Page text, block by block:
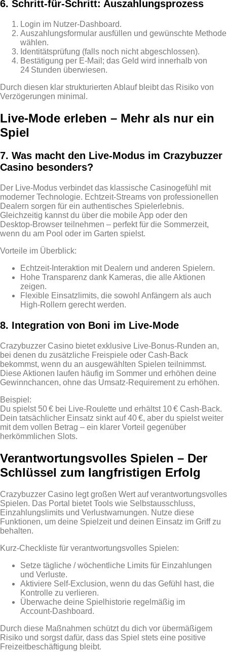
6. Schritt‑für‑Schritt: Auszahlungsprozess
Login im Nutzer‑Dashboard.
Auszahlungsformular ausfüllen und gewünschte Methode
wählen.
Identitätsprüfung (falls noch nicht abgeschlossen).
Bestätigung per E‑Mail; das Geld wird innerhalb von
24 Stunden überwiesen.
Durch diesen klar strukturierten Ablauf bleibt das Risiko von
Verzögerungen minimal.
Live‑Mode erleben – Mehr als nur ein
Spiel
7. Was macht den Live‑Modus im Crazybuzzer
Casino besonders?
Der Live‑Modus verbindet das klassische Casinogefühl mit
moderner Technologie. Echtzeit‑Streams von professionellen
Dealern sorgen für ein authentisches Spielerlebnis.
Gleichzeitig kannst du über die mobile App oder den
Desktop‑Browser teilnehmen – perfekt für die Sommerzeit,
wenn du am Pool oder im Garten spielst.
Vorteile im Überblick:
Echtzeit‑Interaktion mit Dealern und anderen Spielern.
Hohe Transparenz dank Kameras, die alle Aktionen
zeigen.
Flexible Einsatzlimits, die sowohl Anfängern als auch
High‑Rollern gerecht werden.
8. Integration von Boni im Live‑Mode
Crazybuzzer Casino bietet exklusive Live‑Bonus‑Runden an,
bei denen du zusätzliche Freispiele oder Cash‑Back
bekommst, wenn du an ausgewählten Spielen teilnimmst.
Diese Aktionen laufen häufig im Sommer und erhöhen deine
Gewinnchancen, ohne das Umsatz‑Requirement zu erhöhen.
Beispiel:
Du spielst 50 € bei Live‑Roulette und erhältst 10 € Cash‑Back.
Dein tatsächlicher Einsatz sinkt auf 40 €, aber du spielst weiter
mit dem vollen Betrag – ein klarer Vorteil gegenüber
herkömmlichen Slots.
Verantwortungsvolles Spielen – Der
Schlüssel zum langfristigen Erfolg
Crazybuzzer Casino legt großen Wert auf verantwortungsvolles
Spielen. Das Portal bietet Tools wie Selbstausschluss,
Einzahlungslimits und Verlustwarnungen. Nutze diese
Funktionen, um deine Spielzeit und deinen Einsatz im Griff zu
behalten.
Kurz‑Checkliste für verantwortungsvolles Spielen:
Setze tägliche / wöchentliche Limits für Einzahlungen
und Verluste.
Aktiviere Self‑Exclusion, wenn du das Gefühl hast, die
Kontrolle zu verlieren.
Überwache deine Spielhistorie regelmäßig im
Account‑Dashboard.
Durch diese Maßnahmen schützt du dich vor übermäßigem
Risiko und sorgst dafür, dass das Spiel stets eine positive
Freizeitbeschäftigung bleibt.